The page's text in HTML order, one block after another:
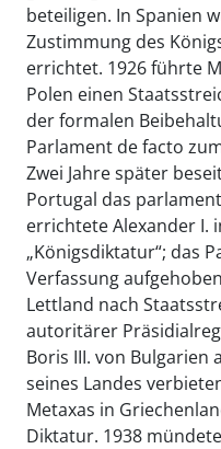
beteiligen. In Spanien
Zustimmung des
errichtet. 1926 führte
Polen einen
der formalen
Parlament de facto
Zwei Jahre später
Portugal das
errichtete Alexander I.
„Königsdiktatur“; das
Verfassung
Lettland nach
autoritärer
Boris III. von Bulgarien
seines Landes
Metaxas in
Diktatur. 1938